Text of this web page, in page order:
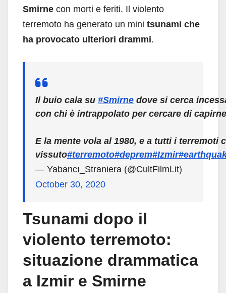
Smirne con morti e feriti. Il violento
terremoto ha generato un mini tsunami che
ha provocato ulteriori drammi.
Il buio cala su #Smirne dove si cerca
con chi è intrappolato per cercare di
E la mente vola al 1980, e a tutti i terremoti
vissuto#terremoto#deprem#Izmir
— Yabancı_Straniera (@CultFilmLit)
October 30, 2020
Tsunami dopo il
violento terremoto:
situazione drammatica
a Izmir e Smirne